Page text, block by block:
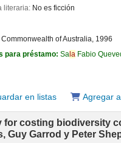
literaria: No es ficción
Commonwealth of Australia, 1996
para préstamo:Sala Fabio
en listas Agregar
for costing biodiversity
Guy Garrod y Peter